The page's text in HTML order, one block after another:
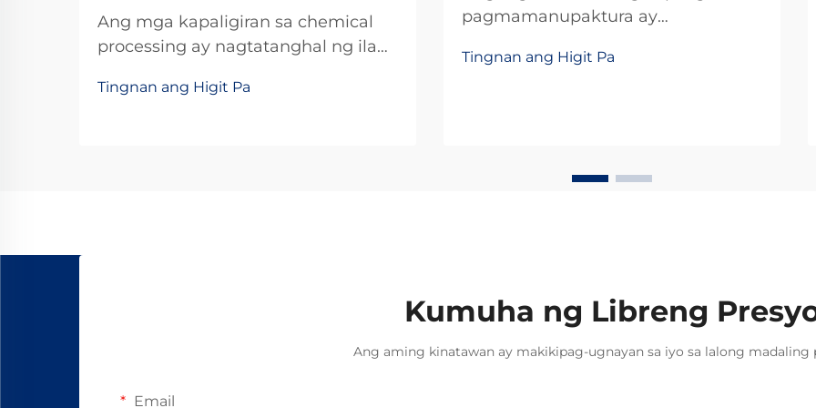
Ang mga kapaligiran sa chemical
processing ay nagtatanghal ng ilan
operasyon para sa mga mekanikal
Tingnan ang Higit Pa
pagmamanupaktura ay
katiyakan, at kahusayan sa gastos
imprastruktura na direktang
Tingnan ang Higit Pa
Kumuha ng Libreng
Ang aming kinatawan ay makikipag-ugnayan sa iyo sa lalong madaling
Email